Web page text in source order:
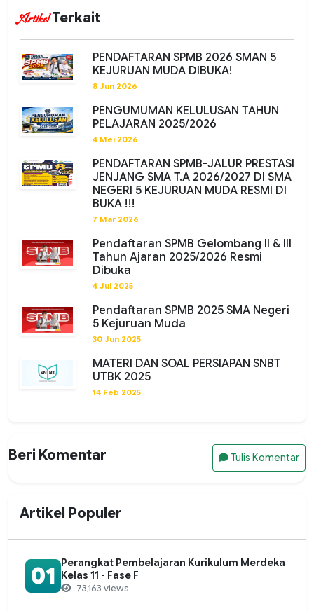
ArtikelTerkait
PENDAFTARAN SPMB 2026 SMAN 5
KEJURUAN MUDA DIBUKA!
8 Jun 2026
PENGUMUMAN KELULUSAN TAHUN
PELAJARAN 2025/2026
4 Mei 2026
PENDAFTARAN SPMB-JALUR PRESTASI
JENJANG SMA T.A 2026/2027 DI SMA
NEGERI 5 KEJURUAN MUDA RESMI DI
BUKA !!!
7 Mar 2026
Pendaftaran SPMB Gelombang II & III
Tahun Ajaran 2025/2026 Resmi
Dibuka
4 Jul 2025
Pendaftaran SPMB 2025 SMA Negeri
5 Kejuruan Muda
30 Jun 2025
MATERI DAN SOAL PERSIAPAN SNBT
UTBK 2025
14 Feb 2025
Beri Komentar Tulis Komentar
Artikel Populer
01 Perangkat Pembelajaran Kurikulum Merdeka
Kelas 11 - Fase F
73,163 views